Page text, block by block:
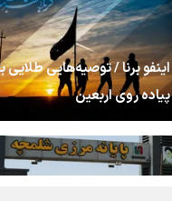
اشک
جمله‌ای که بغض
را شکست؛ «آهای مردم،
تهران رفتند»
سه حسرتی که به
اینفو برنا / توصیه‌هایی طلایی
پیاده روی اربعین